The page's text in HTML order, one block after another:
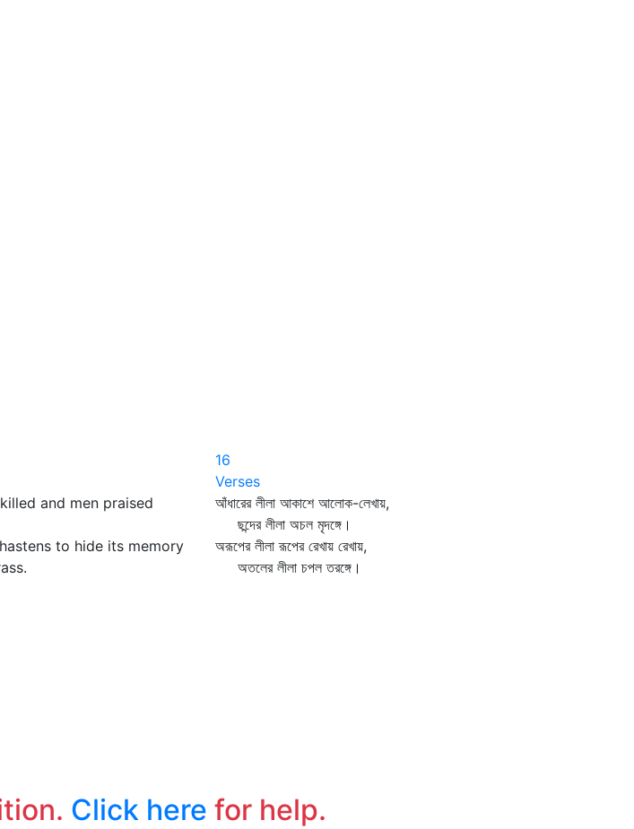
and men praised
to hide its memory
16
Verses
আঁধারের লীলা আকাশে আলোক-লেখায়,
ছন্দের লীলা অচল মৃদঙ্গে।
অরূপের লীলা রূপের রেখায় রেখায়,
অতলের লীলা চপল তরঙ্গে।
Click here for help.